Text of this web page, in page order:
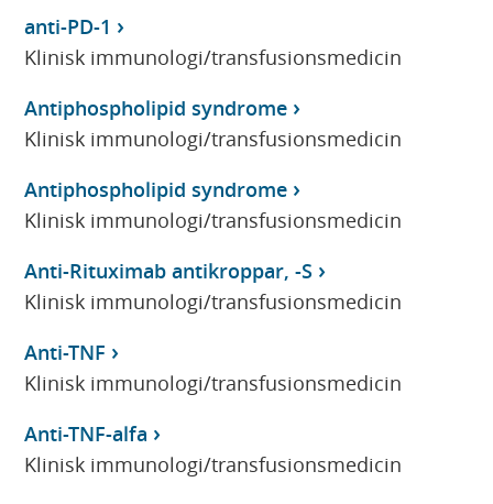
anti-PD-1
Klinisk immunologi/transfusionsmedicin
Antiphospholipid syndrome
Klinisk immunologi/transfusionsmedicin
Antiphospholipid syndrome
Klinisk immunologi/transfusionsmedicin
Anti-Rituximab antikroppar, -S
Klinisk immunologi/transfusionsmedicin
Anti-TNF
Klinisk immunologi/transfusionsmedicin
Anti-TNF-alfa
Klinisk immunologi/transfusionsmedicin